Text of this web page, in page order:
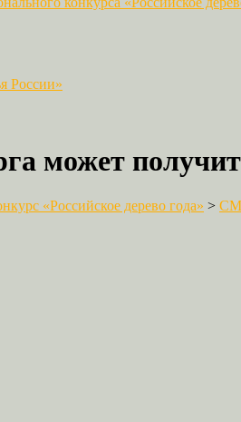
России»
может
«Российское дерево года» >